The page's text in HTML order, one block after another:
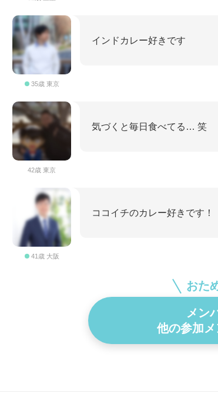
35歳 東京
インドカレー好きです
42歳 東京
気づくと毎日食べてる… 笑
41歳 大阪
ココイチのカレー好きです！
おた
メン
他の参加メ